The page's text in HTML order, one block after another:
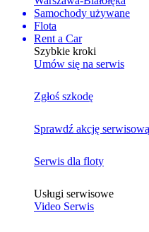
Samochody używane
Flota
Rent a Car
Szybkie kroki
Umów się na serwis
Zgłoś szkodę
Sprawdź akcję serwisową
Serwis dla floty
Usługi serwisowe
Video Serwis